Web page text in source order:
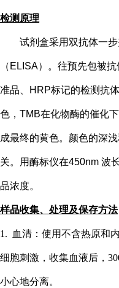
检测原理
试剂盒采用双抗体一
（ ELISA）。往预先包被
准品、HRP标记的检测抗
色，TMB在化物酶的催化
成最终的黄色。颜色的深
关。用酶标仪在450nm 波
品浓度。
样品收集、处理及保存方法
1. 血清：使用不含热原和
细胞刺激，收集血液后，
小心地分离。